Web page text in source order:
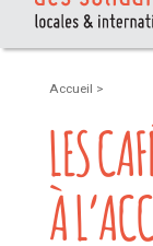
Accueil >
LES
À